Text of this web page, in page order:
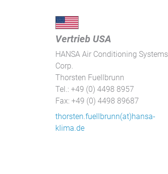
Vertrieb USA
HANSA Air Conditioning Systems
Corp.
Thorsten Fuellbrunn
Tel.: +49 (0) 4498 8957
Fax: +49 (0) 4498 89687
thorsten.fuellbrunn(at)hansa-
klima.de
YouTube
Vimeo